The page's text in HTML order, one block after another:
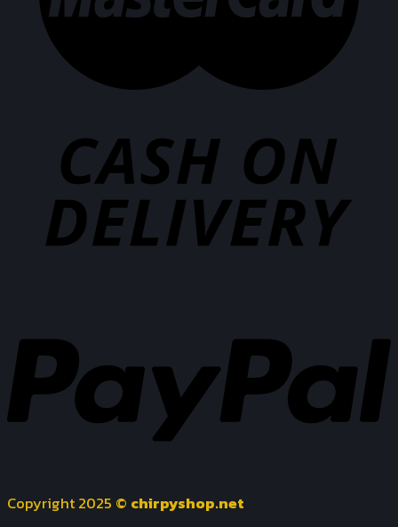
Copyright 2025 © chirpyshop.net